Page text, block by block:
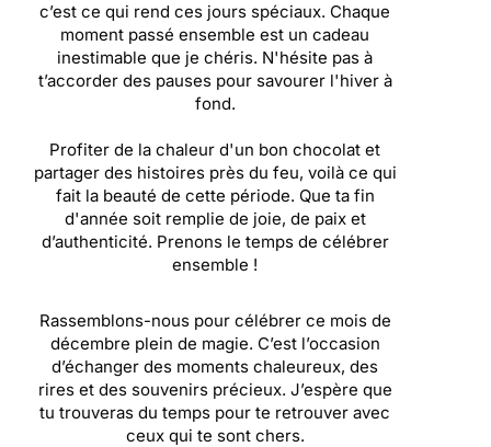
c’est ce qui rend ces jours spéciaux. Chaque
moment passé ensemble est un cadeau
inestimable que je chéris. N'hésite pas à
t’accorder des pauses pour savourer l'hiver à
fond.
Profiter de la chaleur d'un bon chocolat et
partager des histoires près du feu, voilà ce qui
fait la beauté de cette période. Que ta fin
d'année soit remplie de joie, de paix et
d’authenticité. Prenons le temps de célébrer
ensemble !
Rassemblons-nous pour célébrer ce mois de
décembre plein de magie. C’est l’occasion
d’échanger des moments chaleureux, des
rires et des souvenirs précieux. J’espère que
tu trouveras du temps pour te retrouver avec
ceux qui te sont chers.